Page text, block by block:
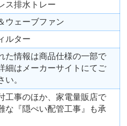
ス排水トレー
ウェーブファン
ルター
た情報は商品仕様の一部で
細はメーカーサイトにてご
い。
工事のほか、家電量販店で
な『隠ぺい配管工事』も承